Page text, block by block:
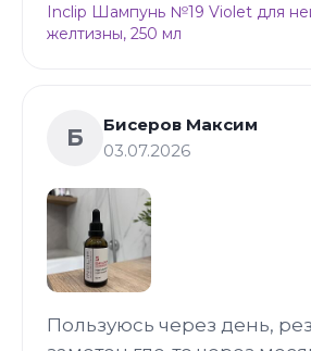
Inclip Шампунь №19 Violet для
желтизны, 250 мл
Б
Бисеров Максим
03.07.2026
Пользуюсь через день,